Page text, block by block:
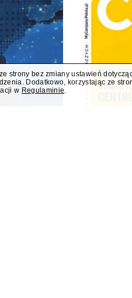
strony bez zmiany ustawień
Dodatkowo, korzystając ze
w Regulaminie.